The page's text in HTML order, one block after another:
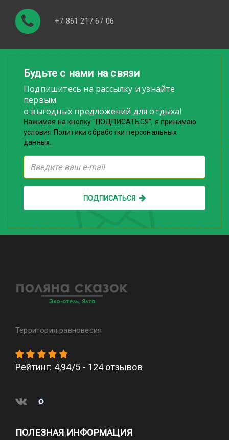
+7 861 217 67 06
Будьте с нами на связи
Подпишитесь на рассылку и узнайте
первым
о выгодных предложений для отдыха!
Нажимая на кнопку "ПОДПИСАТЬСЯ", я принимаю
условия Политики обработки персональных
данных.
ПОДПИСАТЬСЯ
Территория равновесия
Рейтинг: 4,94/5 - 124отзывов
ПОЛЕЗНАЯ ИНФОРМАЦИЯ